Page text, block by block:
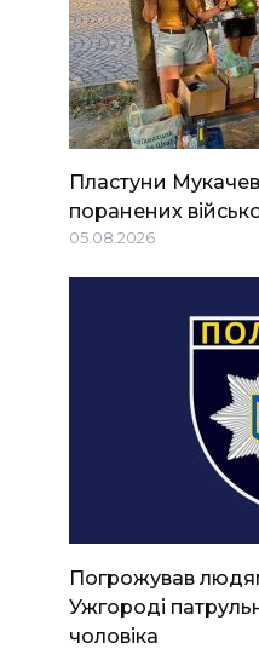
Пластуни
поранених
05.08.2026
Погрожував
Ужгороді
чоловіка